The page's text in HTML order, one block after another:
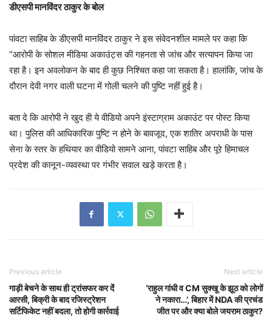
डीएसपी मानविंदर ठाकुर के बोल
पांवटा साहिब के डीएसपी मानविंदर ठाकुर ने इस संवेदनशील मामले पर कहा कि
“आरोपी के सोशल मीडिया अकाउंट्स की गहनता से जांच और सत्यापन किया जा
रहा है। इन अवलोकन के बाद ही कुछ निश्चित कहा जा सकता है। हालांकि, जांच के
दौरान देवी नगर वाली घटना में गोली चलने की पुष्टि नहीं हुई है।
बता दे कि आरोपी ने खुद ही ये वीडियो अपने इंस्टाग्राम अकाउंट पर पोस्ट किया
था। पुलिस की आधिकारिक पुष्टि न होने के बावजूद, एक शातिर अपराधी के पास
सेना के स्तर के हथियार का वीडियो सामने आना, पांवटा साहिब और पूरे हिमाचल
प्रदेश की कानून-व्यवस्था पर गंभीर सवाल खड़े करता है।
Previous article
गाड़ी बेचने के साथ ही ट्रांसफर कर देंं
आरसी, बिक्री के बाद रजिस्ट्रेशन
सर्टिफिकेट नहीं बदला, तो होगी कार्रवाई
Next article
‘राहुल गांधी व CM सुक्खू के झूठ को लोगों
ने नकारा…’, बिहार में NDA की प्रचंड
जीत पर और क्या बोले जयराम ठाकुर?